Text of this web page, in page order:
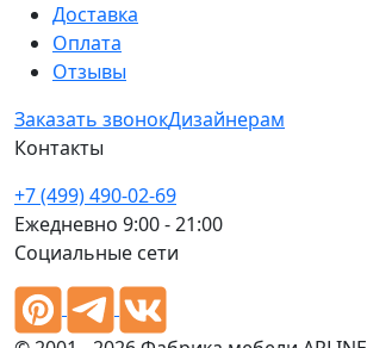
Доставка
Оплата
Отзывы
Заказать звонокДизайнерам
Контакты
+7 (499) 490-02-69
Ежедневно 9:00 - 21:00
Социальные сети